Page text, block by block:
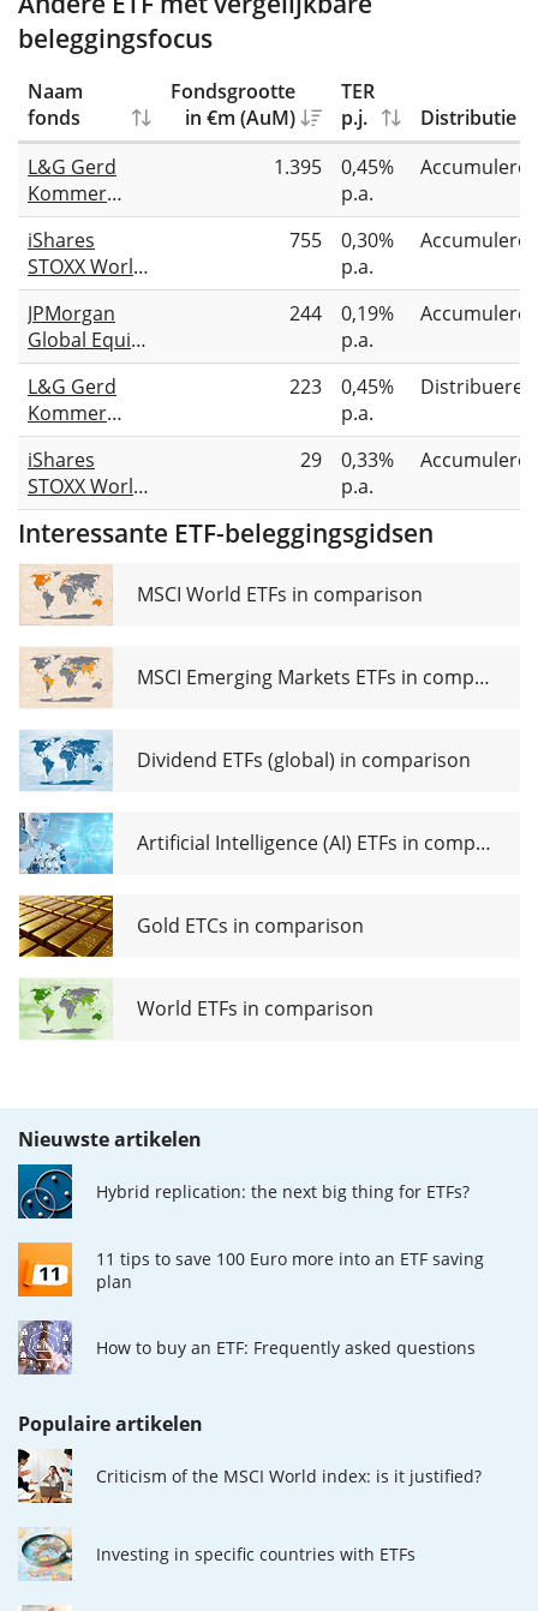
beleggingsfocus
Naam
fonds
Fondsgrootte
in €m (AuM)
TER
p.j.
Distributie
L&G Gerd
Kommer
Multifactor
Equity UCITS
ETF USD
Accumulating
1.395
0,45%
p.a.
iShares
STOXX World
Equity
Multifactor
UCITS ETF
USD (Acc)
755
0,30%
p.a.
JPMorgan
Global Equity
Multi-Factor
UCITS ETF
USD (acc)
244
0,19%
p.a.
L&G Gerd
Kommer
Multifactor
Equity UCITS
ETF USD
Distributing
223
0,45%
p.a.
Distribueren
iShares
STOXX World
Equity
Multifactor
UCITS ETF
EUR Hedged
(Acc)
29
0,33%
p.a.
Interessante ETF-beleggingsgidsen
MSCI World ETFs in comparison
MSCI Emerging Markets ETFs in comparison
Dividend ETFs (global) in comparison
Artificial Intelligence (AI) ETFs in comparison
Gold ETCs in comparison
World ETFs in comparison
Nieuwste artikelen
Hybrid replication: the next big thing for ETFs?
11 tips to save 100 Euro more into an ETF saving
plan
How to buy an ETF: Frequently asked questions
Populaire artikelen
Criticism of the MSCI World index: is it justified?
Investing in specific countries with ETFs